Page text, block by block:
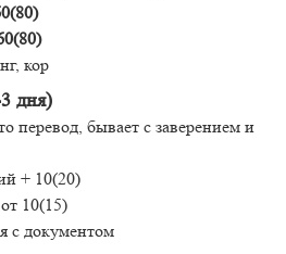
(80)
кор
дня)
перевод, бывает с заверением и
+ 10(20)
10(15)
с документом